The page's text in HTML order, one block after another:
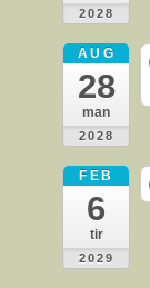
2028
AUG
28
man
2028
FEB
6
tir
2029